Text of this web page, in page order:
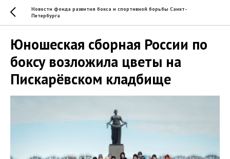
Новости фонда развития бокса и спортивной борьбы Санкт-
Петербурга
Юношеская сборная России по
боксу возложила цветы на
Пискарёвском кладбище